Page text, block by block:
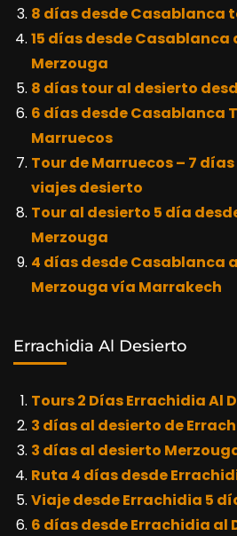
8 días desde Casablanca
15 días desde Casablanca
Merzouga
8 días tour al desierto
6 días desde Casablanca
Marruecos
Tour de Marruecos – 7
viajes desierto
Tour al desierto 5 día
Merzouga
4 días desde Casablanca
Merzouga vía Marrakech
Errachidia Al Desierto
Tours 2 Días Errachidia Al
3 días al desierto de
3 días al desierto
Ruta 4 días desde
Viaje desde Errachidia 5
6 días desde Errachidia al